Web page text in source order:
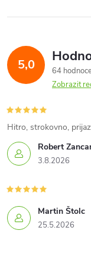
l
d
a
c
í
p
r
v
k
5,0
64
Zobrazit
Robert
3.8.2026
Hitro, strokovno,
Martin Štolc
25.5.2026